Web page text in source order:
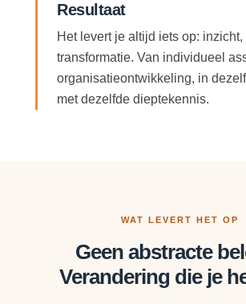
Resultaat
Het levert je altijd iets op:
transformatie. Van individueel
organisatieontwikkeling, in
met dezelfde dieptekennis.
WAT LEVERT HET OP
Geen abstracte
Verandering die je